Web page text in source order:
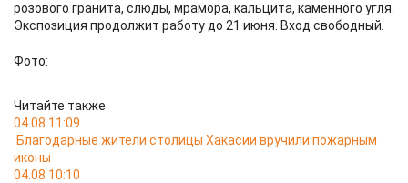
розового гранита, слюды, мрамора, кальцита, каменного угля.
Экспозиция продолжит работу до 21 июня. Вход свободный.
Фото:
Читайте также
04.08 11:09
Благодарные жители столицы Хакасии вручили пожарным
иконы
04.08 10:10